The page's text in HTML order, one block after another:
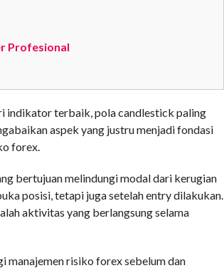
Profesional
indikator terbaik, pola candlestick paling
aspek yang justru menjadi fondasi
forex.
bertujuan melindungi modal dari kerugian
posisi, tetapi juga setelah entry dilakukan.
aktivitas yang berlangsung selama
manajemen risiko forex sebelum dan